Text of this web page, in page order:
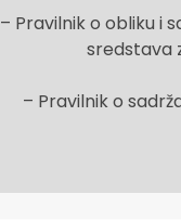
– Pravilnik o obliku i
sredstava
– Pravilnik o